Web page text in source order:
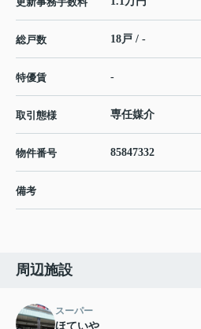
総戸数 18戸 / -
特優賃 -
取引態様 専任媒介
物件番号 85847332
備考
周辺施設
スーパー
ほていや